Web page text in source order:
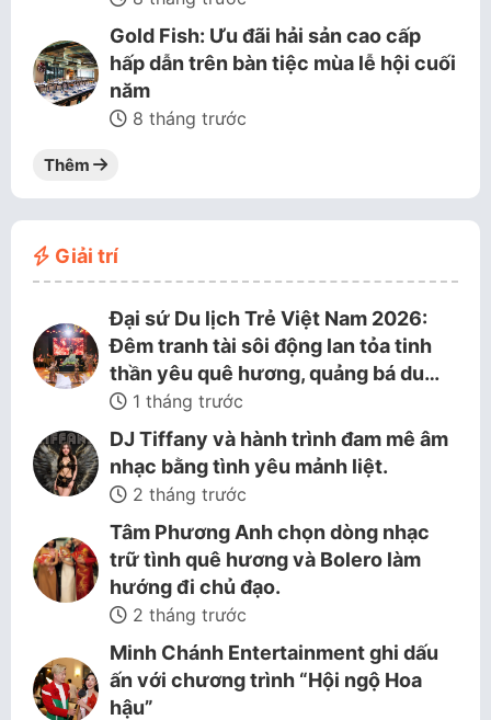
Gold Fish: Ưu đãi hải sản cao cấp
hấp dẫn trên bàn tiệc mùa lễ hội cuối
năm
8 tháng trước
Thêm
Giải trí
Đại sứ Du lịch Trẻ Việt Nam 2026:
Đêm tranh tài sôi động lan tỏa tinh
thần yêu quê hương, quảng bá du…
1 tháng trước
DJ Tiffany và hành trình đam mê âm
nhạc bằng tình yêu mảnh liệt.
2 tháng trước
Tâm Phương Anh chọn dòng nhạc
trữ tình quê hương và Bolero làm
hướng đi chủ đạo.
2 tháng trước
Minh Chánh Entertainment ghi dấu
ấn với chương trình “Hội ngộ Hoa
hậu”